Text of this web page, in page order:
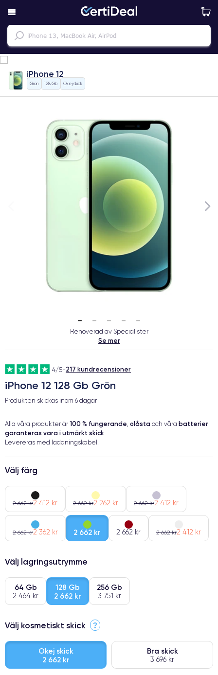
iPhone 12
Grön 128 Gb Okej skick
Renoverad av Specialister
Se mer
4/5-217 kundrecensioner
iPhone 12 128 Gb Grön
Produkten skickas inom 6 dagar
Alla våra produkter är 100 % fungerande, olåsta och våra batterier
garanteras vara i utmärkt skick.
Levereras med laddningskabel.
Välj färg
2 662 kr2 412 kr 2 662 kr2 262 kr 2 662 kr2 412 kr
2 662 kr2 362 kr 2 662 kr 2 662 kr 2 662 kr2 412 kr
Välj lagringsutrymme
64 Gb
2 464 kr
128 Gb
2 662 kr
256 Gb
3 751 kr
Välj kosmetiskt skick ?
Okej skick
2 662 kr
Bra skick
3 696 kr